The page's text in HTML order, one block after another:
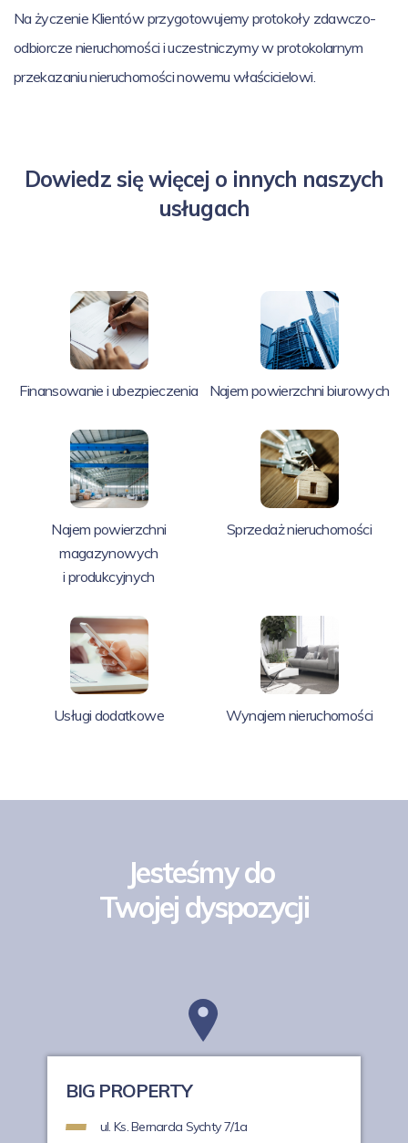
Na życzenie Klientów przygotowujemy protokoły zdawczo-
odbiorcze nieruchomości i uczestniczymy w protokolarnym
przekazaniu nieruchomości nowemu właścicielowi.
Dowiedz się więcej o innych naszych
usługach
Finansowanie i ubezpieczenia Najem powierzchni biurowych
Najem powierzchni
magazynowych
i produkcyjnych
Sprzedaż nieruchomości
Usługi dodatkowe Wynajem nieruchomości
Jesteśmy do
Twojej dyspozycji
BIG PROPERTY
ul. Ks. Bernarda Sychty 7/1a